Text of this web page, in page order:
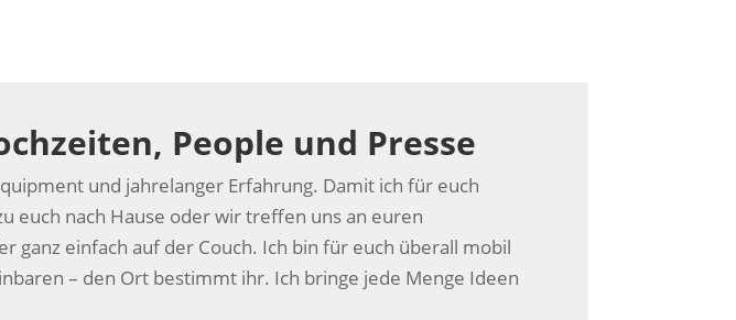
People und Presse
und jahrelanger Erfahrung. Damit ich für euch
euch nach Hause oder wir treffen uns an euren
ganz einfach auf der Couch. Ich bin für euch überall mobil
– den Ort bestimmt ihr. Ich bringe jede Menge Ideen